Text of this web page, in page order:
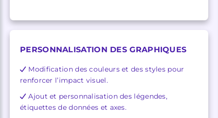
PERSONNALISATION DES GRAPHIQUES
Modification des couleurs et des styles pour
renforcer l’impact visuel.
Ajout et personnalisation des légendes,
étiquettes de données et axes.